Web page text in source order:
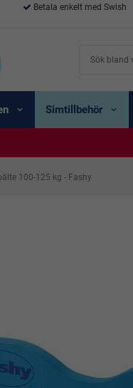
Betala enkelt med Swish
Simtillbehör
100-125 kg - Fashy